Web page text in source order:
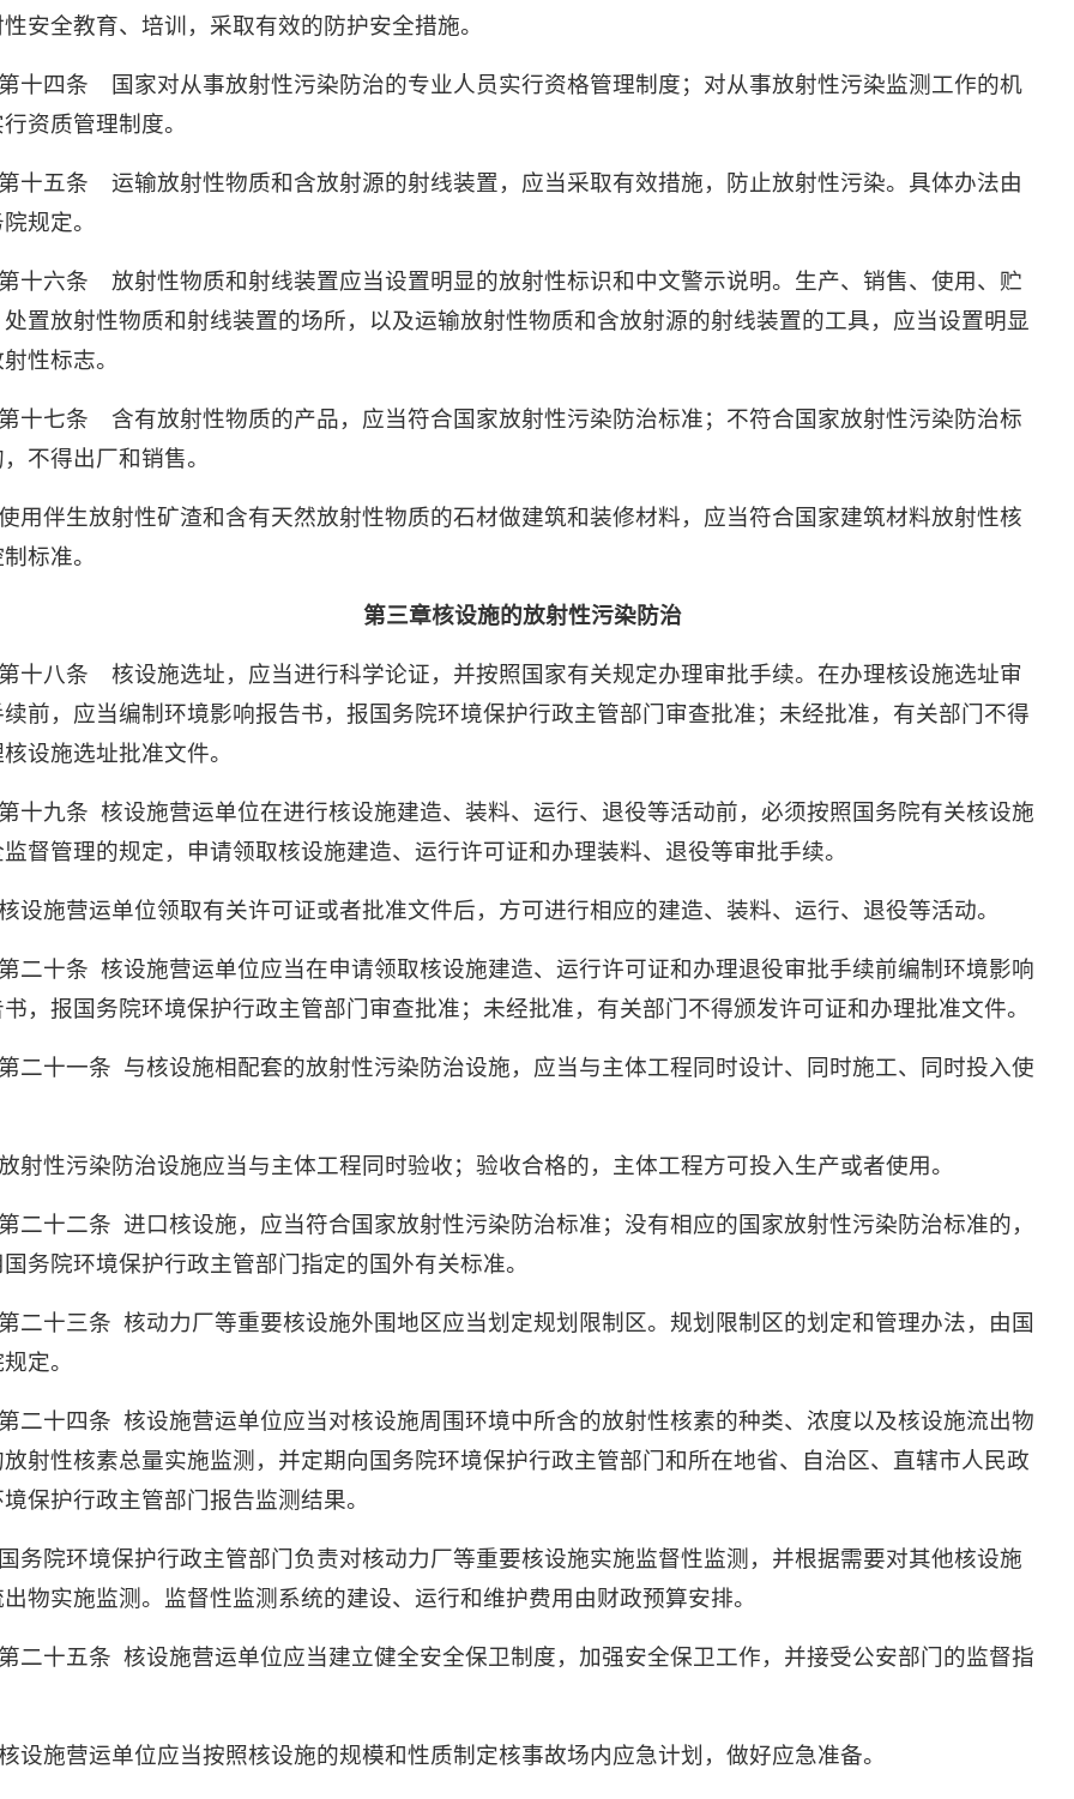
安全教育、培训，采取有效的防护安全措施。
十四条 国家对从事放射性污染防治的专业人员实行资格管理制度；对从事放射性污染监测工作的机
资质管理制度。
十五条 运输放射性物质和含放射源的射线装置，应当采取有效措施，防止放射性污染。具体办法由
规定。
十六条 放射性物质和射线装置应当设置明显的放射性标识和中文警示说明。生产、销售、使用、贮
置放射性物质和射线装置的场所，以及运输放射性物质和含放射源的射线装置的工具，应当设置明显
性标志。
十七条 含有放射性物质的产品，应当符合国家放射性污染防治标准；不符合国家放射性污染防治标
不得出厂和销售。
用伴生放射性矿渣和含有天然放射性物质的石材做建筑和装修材料，应当符合国家建筑材料放射性核
标准。
第三章核设施的放射性污染防治
十八条 核设施选址，应当进行科学论证，并按照国家有关规定办理审批手续。在办理核设施选址审
前，应当编制环境影响报告书，报国务院环境保护行政主管部门审查批准；未经批准，有关部门不得
设施选址批准文件。
十九条 核设施营运单位在进行核设施建造、装料、运行、退役等活动前，必须按照国务院有关核设施
督管理的规定，申请领取核设施建造、运行许可证和办理装料、退役等审批手续。
设施营运单位领取有关许可证或者批准文件后，方可进行相应的建造、装料、运行、退役等活动。
二十条 核设施营运单位应当在申请领取核设施建造、运行许可证和办理退役审批手续前编制环境影响
，报国务院环境保护行政主管部门审查批准；未经批准，有关部门不得颁发许可证和办理批准文件。
二十一条 与核设施相配套的放射性污染防治设施，应当与主体工程同时设计、同时施工、同时投入使
射性污染防治设施应当与主体工程同时验收；验收合格的，主体工程方可投入生产或者使用。
二十二条 进口核设施，应当符合国家放射性污染防治标准；没有相应的国家放射性污染防治标准的，
务院环境保护行政主管部门指定的国外有关标准。
二十三条 核动力厂等重要核设施外围地区应当划定规划限制区。规划限制区的划定和管理办法，由国
定。
二十四条 核设施营运单位应当对核设施周围环境中所含的放射性核素的种类、浓度以及核设施流出物
射性核素总量实施监测，并定期向国务院环境保护行政主管部门和所在地省、自治区、直辖市人民政
保护行政主管部门报告监测结果。
务院环境保护行政主管部门负责对核动力厂等重要核设施实施监督性监测，并根据需要对其他核设施
物实施监测。监督性监测系统的建设、运行和维护费用由财政预算安排。
二十五条 核设施营运单位应当建立健全安全保卫制度，加强安全保卫工作，并接受公安部门的监督指
设施营运单位应当按照核设施的规模和性质制定核事故场内应急计划，做好应急准备。